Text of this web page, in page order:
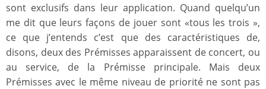
sont exclusifs dans leur application. Quand quelqu’un
me dit que leurs façons de jouer sont «tous les trois »,
ce que j’entends c’est que des caractéristiques de,
disons, deux des Prémisses apparaissent de concert, ou
au service, de la Prémisse principale. Mais deux
Prémisses avec le même niveau de priorité ne sont pas